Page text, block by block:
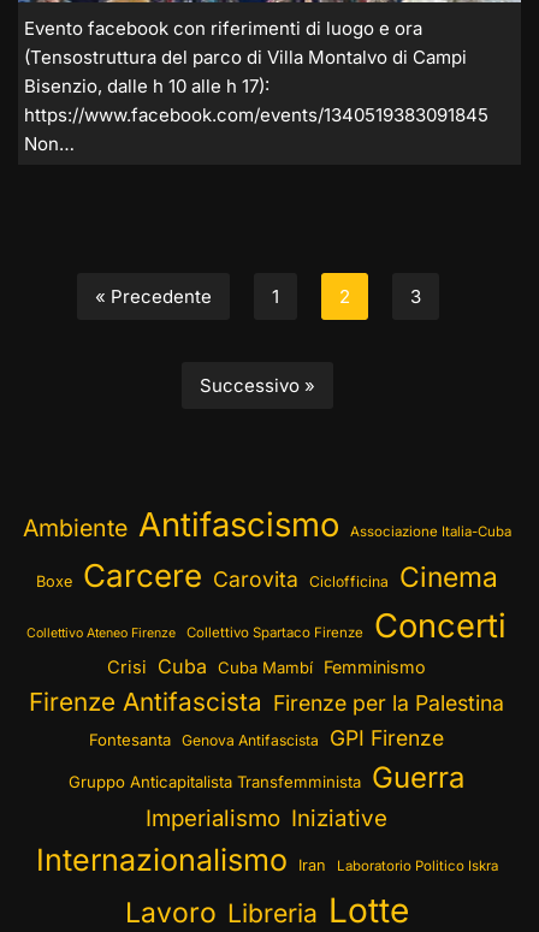
Evento facebook con riferimenti di luogo e ora
(Tensostruttura del parco di Villa Montalvo di Campi
Bisenzio, dalle h 10 alle h 17):
https://www.facebook.com/events/1340519383091845
Non…
« Precedente 1 2 3
Successivo »
Ambiente Antifascismo Associazione Italia-Cuba
Boxe Carcere Carovita Ciclofficina Cinema
Collettivo Ateneo Firenze Collettivo Spartaco Firenze Concerti
Crisi Cuba Cuba Mambí Femminismo
Firenze Antifascista Firenze per la Palestina
Fontesanta Genova Antifascista GPI Firenze
Gruppo Anticapitalista Transfemminista Guerra
Imperialismo Iniziative
Internazionalismo Iran Laboratorio Politico Iskra
Lavoro Libreria Lotte